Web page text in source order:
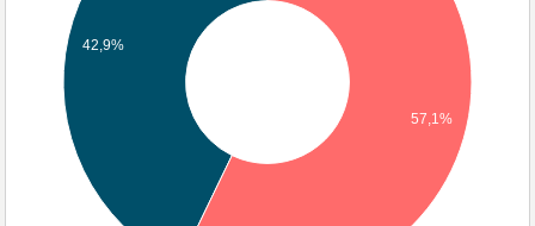
42,9%
57,1%